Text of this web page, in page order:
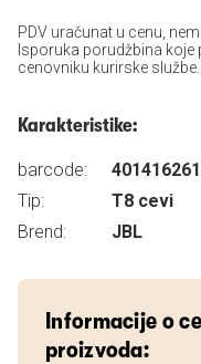
PDV uračunat u cenu,
Isporuka porudžbina koje
cenovniku kurirske službe.
Karakteristike:
barcode:
Tip:
T8 cevi
Brend:
JBL
Informacije o
proizvoda: